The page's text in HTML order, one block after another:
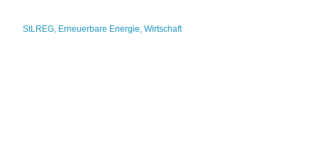
StLREG, Erneuerbare Energie,Wirtschaft